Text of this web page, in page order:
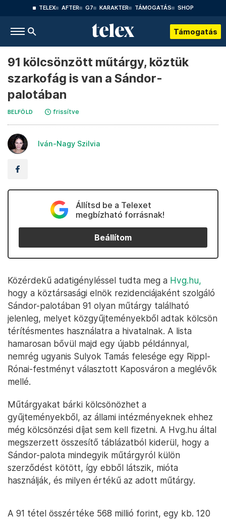
TELEX AFTER G7 KARAKTER TÁMOGATÁS SHOP
Támogatás
91 kölcsönzött műtárgy, köztük
szarkofág is van a Sándor-
palotában
BELFÖLD frissítve
Iván-Nagy Szilvia
Állítsd be a Telexet
megbízható forrásnak!
Beállítom
Közérdekű adatigényléssel tudta meg a Hvg.hu,
hogy a köztársasági elnök rezidenciájaként szolgáló
Sándor-palotában 91 olyan műtárgy található
jelenleg, melyet közgyűjteményekből adtak kölcsön
térítésmentes használatra a hivatalnak. A lista
hamarosan bővül majd egy újabb példánnyal,
nemrég ugyanis Sulyok Tamás felesége egy Rippl-
Rónai-festményt választott Kaposváron a meglévők
mellé.
Műtárgyakat bárki kölcsönözhet a
gyűjteményekből, az állami intézményeknek ehhez
még kölcsönzési díjat sem kell fizetni. A Hvg.hu által
megszerzett összesítő táblázatból kiderül, hogy a
Sándor-palota mindegyik műtárgyról külön
szerződést kötött, így ebből látszik, mióta
használják, és milyen értékű az adott műtárgy.
A 91 tétel összértéke 568 millió forint, egy kb. 120